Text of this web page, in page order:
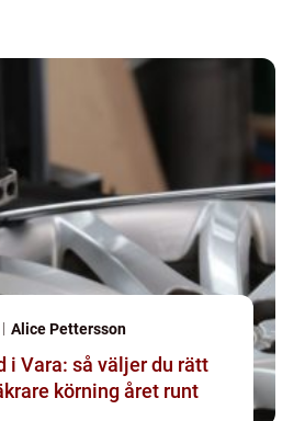
Alice Pettersson
i Vara: så väljer du rätt
körning året runt